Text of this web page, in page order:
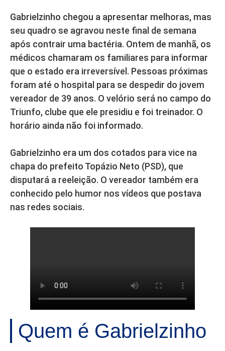
Gabrielzinho chegou a apresentar melhoras, mas
seu quadro se agravou neste final de semana
após contrair uma bactéria. Ontem de manhã, os
médicos chamaram os familiares para informar
que o estado era irreversível. Pessoas próximas
foram até o hospital para se despedir do jovem
vereador de 39 anos. O velório será no campo do
Triunfo, clube que ele presidiu e foi treinador. O
horário ainda não foi informado.
Gabrielzinho era um dos cotados para vice na
chapa do prefeito Topázio Neto (PSD), que
disputará a reeleição. O vereador também era
conhecido pelo humor nos vídeos que postava
nas redes sociais.
Quem é Gabrielzinho